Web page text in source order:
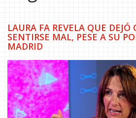
LAURA FA REVELA QUE DEJÓ
SENTIRSE MAL, PESE A SU
MADRID